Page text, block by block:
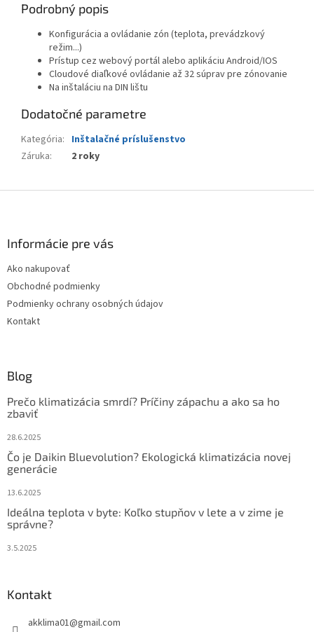
Podrobný popis
Konfigurácia a ovládanie zón (teplota, prevádzkový
režim...)
Prístup cez webový portál alebo aplikáciu Android/IOS
Cloudové diaľkové ovládanie až 32 súprav pre zónovanie
Na inštaláciu na DIN lištu
Dodatočné parametre
Kategória: Inštalačné príslušenstvo
Záruka: 2 roky
Informácie pre vás
Ako nakupovať
Obchodné podmienky
Podmienky ochrany osobných údajov
Kontakt
Blog
Prečo klimatizácia smrdí? Príčiny zápachu a ako sa ho
zbaviť
28.6.2025
Čo je Daikin Bluevolution? Ekologická klimatizácia novej
generácie
13.6.2025
Ideálna teplota v byte: Koľko stupňov v lete a v zime je
správne?
3.5.2025
Kontakt
akklima01@gmail.com